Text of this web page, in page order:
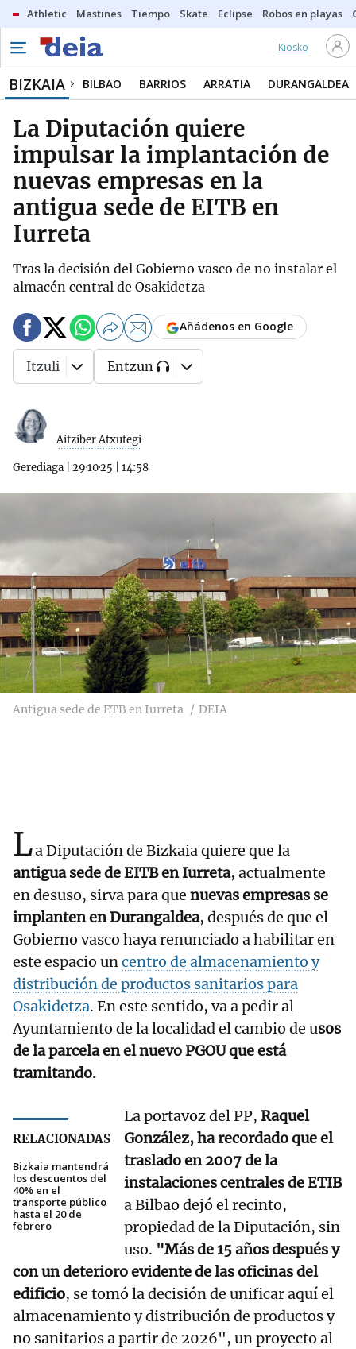
Athletic Mastines Tiempo Skate Eclipse Robos en playas
Kiosko
BIZKAIA BILBAO BARRIOS ARRATIA DURANGALDEA
La Diputación quiere
impulsar la implantación de
nuevas empresas en la
antigua sede de EITB en
Iurreta
Tras la decisión del Gobierno vasco de no instalar el
almacén central de Osakidetza
Aitziber Atxutegi
Gerediaga 29·10·25 14:58
Añádenos en Google
Itzuli Entzun
Antigua sede de ETB en Iurreta DEIA
La Diputación de Bizkaia quiere que la
antigua sede de EITB en Iurreta, actualmente
en desuso, sirva para que nuevas empresas se
implanten en Durangaldea, después de que el
Gobierno vasco haya renunciado a habilitar en
este espacio uncentro de almacenamiento y
distribución de productos sanitarios para
Osakidetza. En este sentido, va a pedir al
Ayuntamiento de la localidad el cambio de usos
de la parcela en el nuevo PGOU que está
tramitando.
RELACIONADAS
Bizkaia mantendrá
los descuentos del
40% en el
transporte público
hasta el 20 de
febrero
La portavoz del PP, Raquel
González, ha recordado que el
traslado en 2007 de la
instalaciones centrales de ETIB
a Bilbao dejó el recinto,
propiedad de la Diputación, sin
uso. "Más de 15 años después y
con un deterioro evidente de las oficinas del
edificio, se tomó la decisión de unificar aquí el
almacenamiento y distribución de productos y
no sanitarios a partir de 2026", un proyecto al